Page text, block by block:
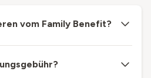
vom Family Benefit?